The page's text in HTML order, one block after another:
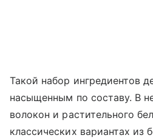
Такой набор ингредиентов
насыщенным по составу. В
волокон и растительного
классических вариантах из